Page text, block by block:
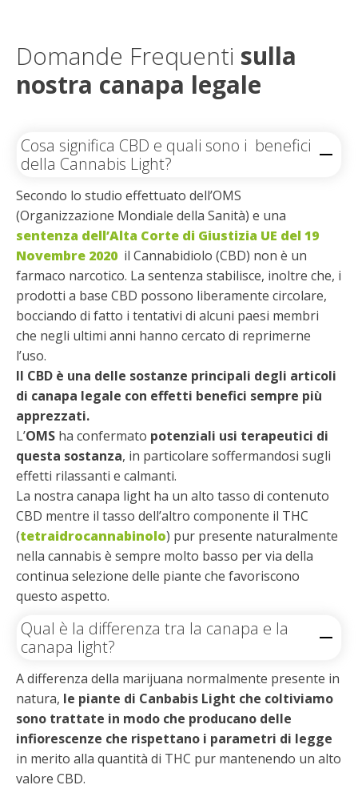
Domande Frequenti sulla
nostra canapa legale
Cosa significa CBD e quali sono i benefici
della Cannabis Light?
Secondo lo studio effettuato dell’OMS
(Organizzazione Mondiale della Sanità) e una
sentenza dell’Alta Corte di Giustizia UE del 19
Novembre 2020 il Cannabidiolo (CBD) non è un
farmaco narcotico. La sentenza stabilisce, inoltre che, i
prodotti a base CBD possono liberamente circolare,
bocciando di fatto i tentativi di alcuni paesi membri
che negli ultimi anni hanno cercato di reprimerne
l’uso.
Il CBD è una delle sostanze principali degli articoli
di canapa legale con effetti benefici sempre più
apprezzati.
L’OMS ha confermato potenziali usi terapeutici di
questa sostanza, in particolare soffermandosi sugli
effetti rilassanti e calmanti.
La nostra canapa light ha un alto tasso di contenuto
CBD mentre il tasso dell’altro componente il THC
(tetraidrocannabinolo) pur presente naturalmente
nella cannabis è sempre molto basso per via della
continua selezione delle piante che favoriscono
questo aspetto.
Qual è la differenza tra la canapa e la
canapa light?
A differenza della marijuana normalmente presente in
natura, le piante di Canbabis Light che coltiviamo
sono trattate in modo che producano delle
infiorescenze che rispettano i parametri di legge
in merito alla quantità di THC pur mantenendo un alto
valore CBD.